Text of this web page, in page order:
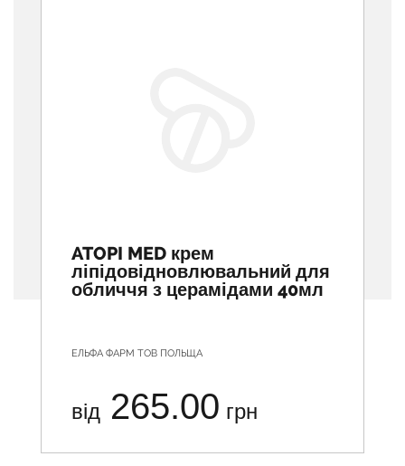
ATOPI MED крем
ліпідовідновлювальний для
обличчя з церамідами 40мл
ЕЛЬФА ФАРМ ТОВ ПОЛЬЩА
від 265.00 грн